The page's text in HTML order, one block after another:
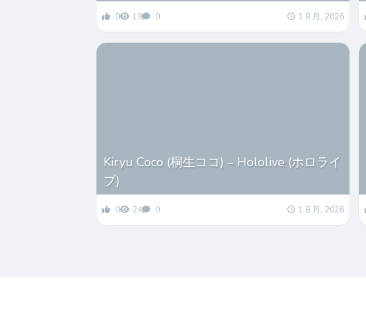
0 19 0 1 8 月, 2026
Kiryu Coco (桐生ココ) – Hololive (ホロライ
ブ)
0 24 0 1 8 月, 2026